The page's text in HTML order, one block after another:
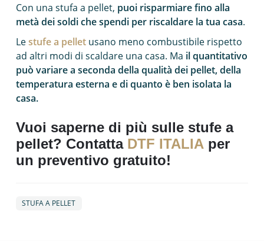
Con una stufa a pellet, puoi risparmiare fino alla
metà dei soldi che spendi per riscaldare la tua casa.
Lestufe a pellet usano meno combustibile rispetto
ad altri modi di scaldare una casa. Ma il quantitativo
può variare a seconda della qualità dei pellet, della
temperatura esterna e di quanto è ben isolata la
casa.
Vuoi saperne di più sulle stufe a
pellet? ContattaDTF ITALIAper
un preventivo gratuito!
STUFA A PELLET